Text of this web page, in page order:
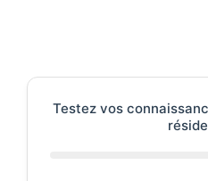
Testez vos